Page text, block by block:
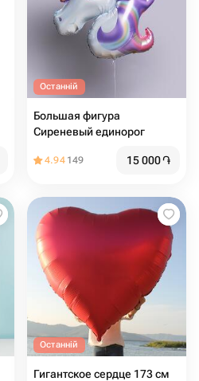
Останній
Большая фигура
Сиреневый единорог
4.94 149 15 000֏
Останній
Гигантское сердце 173 см